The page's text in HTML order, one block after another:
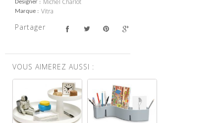
Designer Michel Charlot
Marque Vitra
Partager
VOUS AIMEREZ AUSSI :